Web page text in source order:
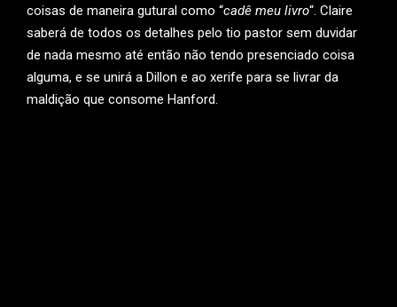
coisas de maneira gutural como “cadê meu livro“. Claire
saberá de todos os detalhes pelo tio pastor sem duvidar
de nada mesmo até então não tendo presenciado coisa
alguma, e se unirá a Dillon e ao xerife para se livrar da
maldição que consome Hanford.